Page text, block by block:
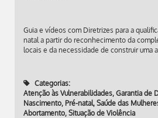
Guia e vídeos com Diretrizes para a
natal a partir do reconhecimento da
locais e da necessidade de construir uma
Categorias:
Atenção às Vulnerabilidades, Garantia de
Nascimento, Pré-natal, Saúde das
Abortamento, Situação de Violência